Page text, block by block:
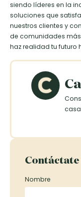
siendo líderes en la
soluciones que
nuestros clientes y
de comunidades
haz realidad tu futuro
Nombre